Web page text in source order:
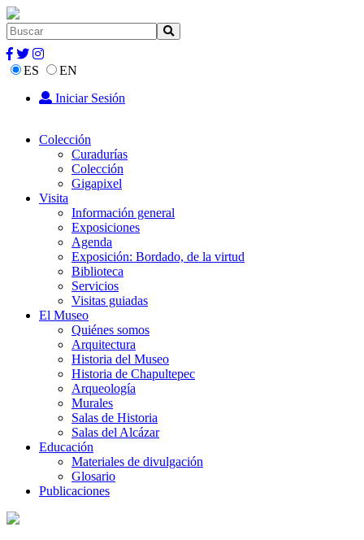
ES
EN
Iniciar Sesión
Colección
Curadurías
Colección
Gigapixel
Visita
Información general
Exposiciones
Agenda
Exposición: Bordado, de la virtud
Biblioteca
Servicios
Visitas guiadas
El Museo
Quiénes somos
Arquitectura
Historia del Museo
Historia de Chapultepec
Arqueología
Murales
Salas de Historia
Salas del Alcázar
Educación
Materiales de divulgación
Glosario
Publicaciones